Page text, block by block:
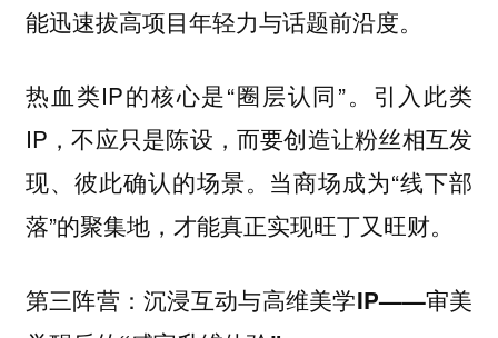
能迅速拔高项目年轻力与话题前沿度。
热血类IP的核心是“圈层认同”。引入此类
IP，不应只是陈设，而要创造让粉丝相互发
现、彼此确认的场景。当商场成为“线下部
落”的聚集地，才能真正实现旺丁又旺财。
第三阵营：沉浸互动与高维美学IP——审美